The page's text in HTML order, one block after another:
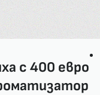
с 400 евро